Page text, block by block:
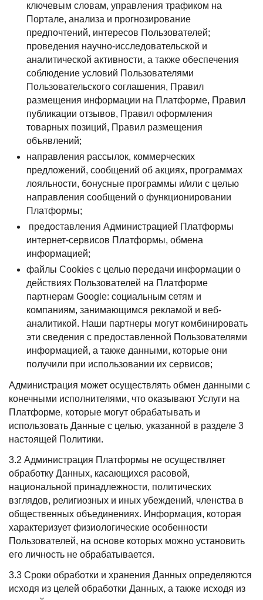
ключевым словам, управления трафиком на
Портале, анализа и прогнозирование
предпочтений, интересов Пользователей;
проведения научно-исследовательской и
аналитической активности, а также обеспечения
соблюдение условий Пользователями
Пользовательского соглашения, Правил
размещения информации на Платформе, Правил
публикации отзывов, Правил оформления
товарных позиций, Правил размещения
объявлений;
направления рассылок, коммерческих
предложений, сообщений об акциях, программах
лояльности, бонусные программы и/или с целью
направления сообщений о функционировании
Платформы;
предоставления Администрацией Платформы
интернет-сервисов Платформы, обмена
информацией;
файлы Cookies с целью передачи информации о
действиях Пользователей на Платформе
партнерам Google: социальным сетям и
компаниям, занимающимся рекламой и веб-
аналитикой. Наши партнеры могут комбинировать
эти сведения с предоставленной Пользователями
информацией, а также данными, которые они
получили при использовании их сервисов;
Администрация может осуществлять обмен данными c
конечными исполнителями, что оказывают Услуги на
Платформе, которые могут обрабатывать и
использовать Данные с целью, указанной в разделе 3
настоящей Политики.
3.2 Администрация Платформы не осуществляет
обработку Данных, касающихся расовой,
национальной принадлежности, политических
взглядов, религиозных и иных убеждений, членства в
общественных объединениях. Информация, которая
характеризует физиологические особенности
Пользователей, на основе которых можно установить
его личность не обрабатывается.
3.3 Сроки обработки и хранения Данных определяются
исходя из целей обработки Данных, а также исходя из